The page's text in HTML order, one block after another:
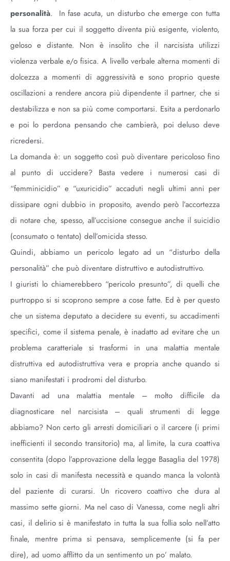
personalità. In fase acuta, un disturbo che emerge con tutta
la sua forza per cui il soggetto diventa più esigente, violento,
geloso e distante. Non è insolito che il narcisista utilizzi
violenza verbale e/o fisica. A livello verbale alterna momenti di
dolcezza a momenti di aggressività e sono proprio queste
oscillazioni a rendere ancora più dipendente il partner, che si
destabilizza e non sa più come comportarsi. Esita a perdonarlo
e poi lo perdona pensando che cambierà, poi deluso deve
ricredersi.
La domanda è: un soggetto così può diventare pericoloso fino
al punto di uccidere? Basta vedere i numerosi casi di
“femminicidio” e “uxuricidio” accaduti negli ultimi anni per
dissipare ogni dubbio in proposito, avendo però l’accortezza
di notare che, spesso, all’uccisione consegue anche il suicidio
(consumato o tentato) dell’omicida stesso.
Quindi, abbiamo un pericolo legato ad un “disturbo della
personalità” che può diventare distruttivo e autodistruttivo.
I giuristi lo chiamerebbero “pericolo presunto”, di quelli che
purtroppo si si scoprono sempre a cose fatte. Ed è per questo
che un sistema deputato a decidere su eventi, su accadimenti
specifici, come il sistema penale, è inadatto ad evitare che un
problema caratteriale si trasformi in una malattia mentale
distruttiva ed autodistruttiva vera e propria anche quando si
siano manifestati i prodromi del disturbo.
Davanti ad una malattia mentale – molto difficile da
diagnosticare nel narcisista – quali strumenti di legge
abbiamo? Non certo gli arresti domiciliari o il carcere (i primi
inefficienti il secondo transitorio) ma, al limite, la cura coattiva
consentita (dopo l’approvazione della legge Basaglia del 1978)
solo in casi di manifesta necessità e quando manca la volontà
del paziente di curarsi. Un ricovero coattivo che dura al
massimo sette giorni. Ma nel caso di Vanessa, come negli altri
casi, il delirio si è manifestato in tutta la sua follia solo nell’atto
finale, mentre prima si pensava, semplicemente (si fa per
dire), ad uomo afflitto da un sentimento un po’ malato.